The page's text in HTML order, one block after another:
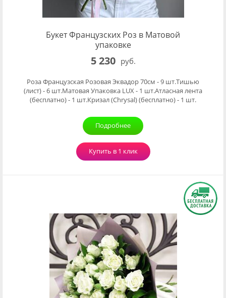
Букет Французских Роз в Матовой
упаковке
5 230 руб.
Роза Французская Розовая Эквадор 70см - 9 шт.Тишью
(лист) - 6 шт.Матовая Упаковка LUX - 1 шт.Атласная лента
(бесплатно) - 1 шт.Кризал (Chrysal) (бесплатно) - 1 шт.
Подробнее
Купить в 1 клик